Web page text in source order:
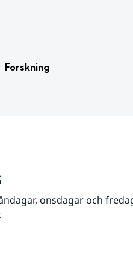
Forskning
onsdagar och